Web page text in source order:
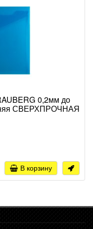
0,2мм до
СВЕРХПРОЧНАЯ
В корзину